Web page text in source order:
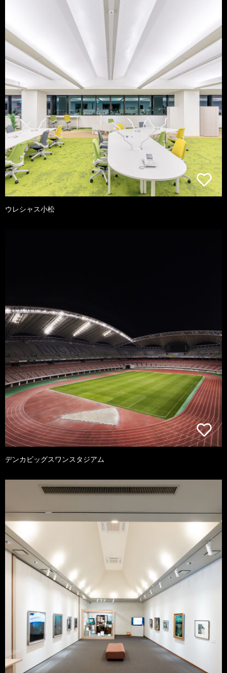
ウレシャス小松
デンカビッグスワンスタジアム